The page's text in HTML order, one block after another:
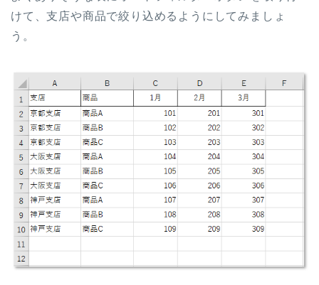
けて、支店や商品で絞り込めるようにしてみましょ
う。